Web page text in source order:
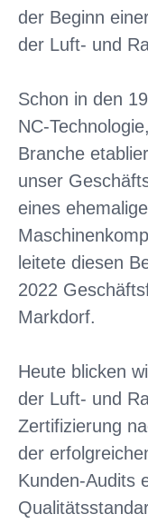
der Beginn
der Luft- und
Schon in den
NC-
Branche
unser
eines
leitete diesen
2022
Markdorf.
Heute blicken
der Luft- und
Zertifizierung
der
Kunden-Audits